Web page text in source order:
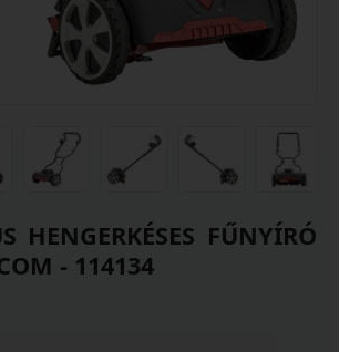
HENGERKÉSES FŰNYÍRÓ
- 114134